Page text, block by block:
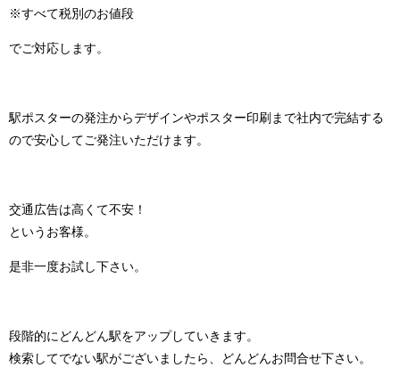
※すべて税別のお値段
でご対応します。
駅ポスターの発注からデザインやポスター印刷まで社内で完結する
ので安心してご発注いただけます。
交通広告は高くて不安！
というお客様。
是非一度お試し下さい。
段階的にどんどん駅をアップしていきます。
検索してでない駅がございましたら、どんどんお問合せ下さい。